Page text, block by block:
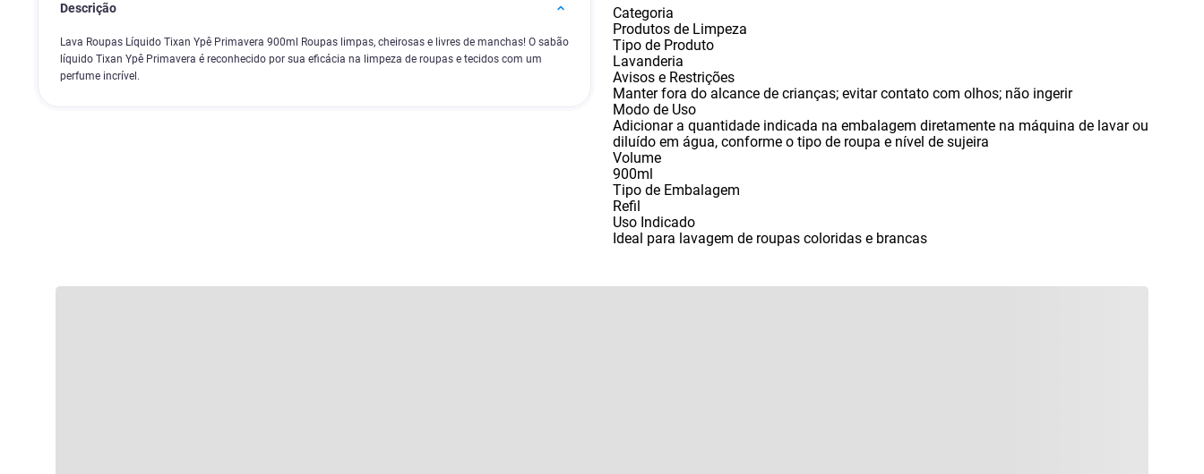
Descrição
Lava Roupas Líquido Tixan Ypê Primavera 900ml Roupas limpas, cheirosas e livres de manchas! O sabão
líquido Tixan Ypê Primavera é reconhecido por sua eficácia na limpeza de roupas e tecidos com um
perfume incrível.
Categoria
Produtos de Limpeza
Tipo de Produto
Lavanderia
Avisos e Restrições
Manter fora do alcance de crianças; evitar contato com olhos; não ingerir
Modo de Uso
Adicionar a quantidade indicada na embalagem diretamente na máquina de lavar ou
diluído em água, conforme o tipo de roupa e nível de sujeira
Volume
900ml
Tipo de Embalagem
Refil
Uso Indicado
Ideal para lavagem de roupas coloridas e brancas